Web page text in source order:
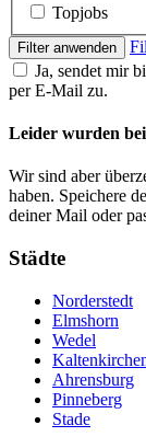
Topjobs
Filter anwenden
Ja, sendet mir
per E-Mail zu.
Leider wurden bei
Wir sind aber
haben. Speichere
deiner Mail oder
Städte
Norderstedt
Elmshorn
Wedel
Ahrensburg
Pinneberg
Stade